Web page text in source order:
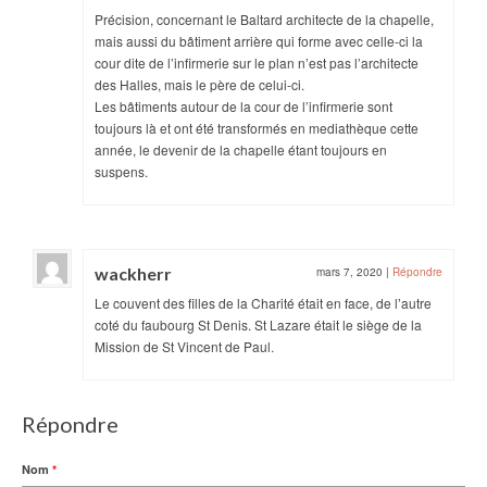
Précision, concernant le Baltard architecte de la chapelle,
mais aussi du bâtiment arrière qui forme avec celle-ci la
cour dite de l’infirmerie sur le plan n’est pas l’architecte
des Halles, mais le père de celui-ci.
Les bâtiments autour de la cour de l’infirmerie sont
toujours là et ont été transformés en mediathèque cette
année, le devenir de la chapelle étant toujours en
suspens.
wackherr mars 7, 2020 | Répondre
Le couvent des filles de la Charité était en face, de l’autre
coté du faubourg St Denis. St Lazare était le siège de la
Mission de St Vincent de Paul.
Répondre
Nom *